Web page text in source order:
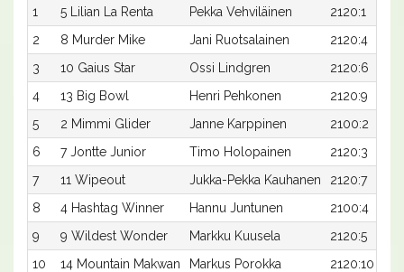
1
5 Lilian La Renta Pekka Vehviläinen
2120:1
2
8 Murder Mike Jani Ruotsalainen
2120:4
3
10 Gaius Star Ossi Lindgren
2120:6
4
13 Big Bowl Henri Pehkonen
2120:9
5
2 Mimmi Glider Janne Karppinen
2100:2
6
7 Jontte Junior Timo Holopainen
2120:3
7
11 Wipeout Jukka-Pekka Kauhanen
2120:7
8
4 Hashtag Winner Hannu Juntunen
2100:4
9
9 Wildest Wonder Markku Kuusela
2120:5
10
14 Mountain Makwan Markus Porokka
2120:10